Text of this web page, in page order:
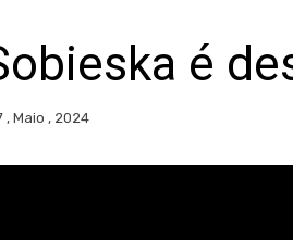
é
, Maio , 2024